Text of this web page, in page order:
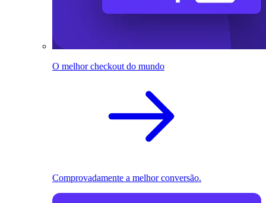
O melhor checkout do mundo
Comprovadamente a melhor conversão.